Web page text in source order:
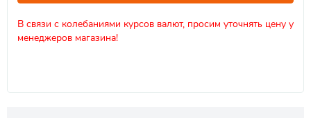
В связи с колебаниями курсов валют, просим уточнять цену у
менеджеров магазина!